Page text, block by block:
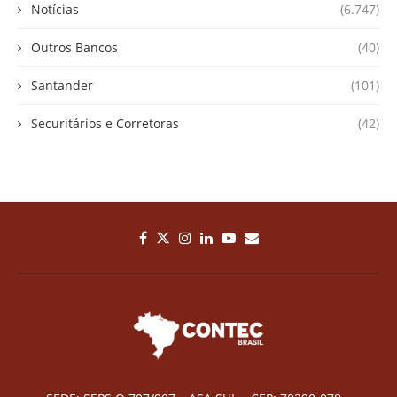
Notícias (6.747)
Outros Bancos (40)
Santander (101)
Securitários e Corretoras (42)